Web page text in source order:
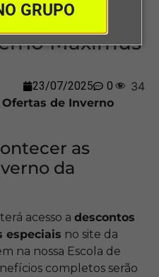
GRUPO
Vip
Maximus
23/07/2025 0 34
de Inverno
as
da
acesso a descontos
especiais no site da
na nossa Escola de
completos serão